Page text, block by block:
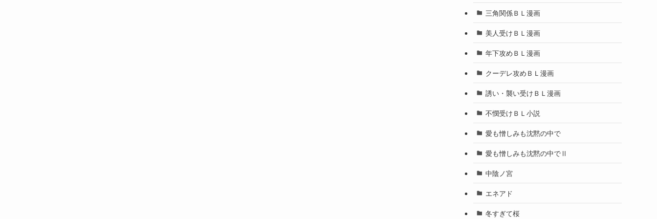
三角関係ＢＬ漫画
美人受けＢＬ漫画
年下攻めＢＬ漫画
クーデレ攻めＢＬ漫画
誘い・襲い受けＢＬ漫画
不憫受けＢＬ小説
愛も憎しみも沈黙の中で
愛も憎しみも沈黙の中でⅡ
中陰ノ宮
エネアド
冬すぎて桜